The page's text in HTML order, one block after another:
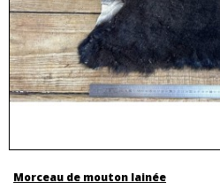
Morceau de mouton lainée